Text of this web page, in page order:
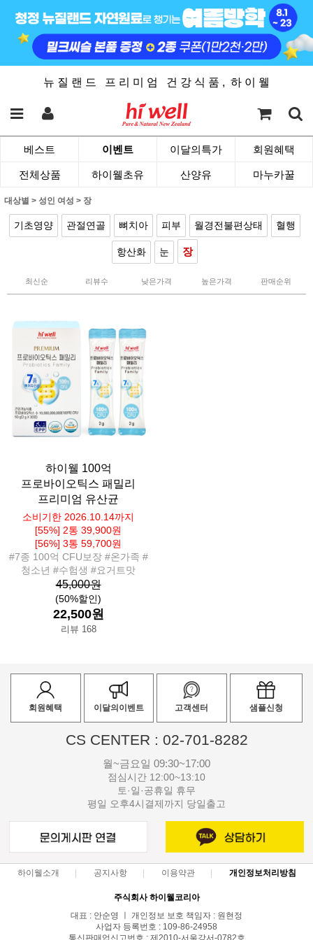
뉴 질 랜 드 프 리 미 엄 건 강 식 품 , 하 이 웰
베스트 이벤트 이달의특가 회원혜택
전체상품 하이웰초유 산양유 마누카꿀
대상별 > 성인 여성 > 장
기초영양 관절연골 뼈치아 피부 월경전불편상태 혈행
항산화 눈 장
최신순 리뷰수 낮은가격 높은가격 판매순위
하이웰 100억
프로바이오틱스 패밀리
프리미엄 유산균
소비기한 2026.10.14까지
[55%] 2통 39,900원
[56%] 3통 59,700원
#7종 100억 CFU보장 #온가족 #
청소년 #수험생 #요거트맛
45,000원
(50%할인)
22,500원
리뷰 168
회원혜택 이달의이벤트 고객센터 샘플신청
CS CENTER : 02-701-8282
월~금요일 09:30~17:00
점심시간 12:00~13:10
토·일·공휴일 휴무
평일 오후4시결제까지 당일출고
하이웰소개 공지사항 이용약관 개인정보처리방침
주식회사 하이웰코리아
대표 : 안순영 ㅣ 개인정보 보호 책임자 : 원현정
사업자 등록번호 : 109-86-24958
통신판매업신고번호 : 제2010-서울강서-0782호